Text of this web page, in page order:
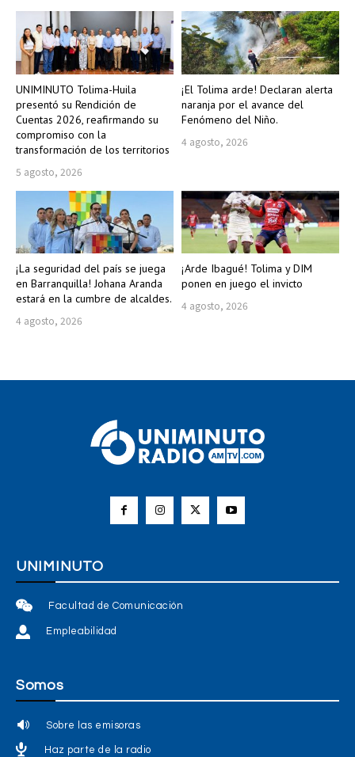
UNIMINUTO Tolima-Huila
presentó su Rendición de
Cuentas 2026, reafirmando su
compromiso con la
transformación de los territorios
5 agosto, 2026
¡El Tolima arde! Declaran alerta
naranja por el avance del
Fenómeno del Niño.
4 agosto, 2026
¡La seguridad del país se juega
en Barranquilla! Johana Aranda
estará en la cumbre de alcaldes.
4 agosto, 2026
¡Arde Ibagué! Tolima y DIM
ponen en juego el invicto
4 agosto, 2026
UNIMINUTO
Facultad de Comunicación
Empleabilidad
Somos
Sobre las emisoras
Haz parte de la radio